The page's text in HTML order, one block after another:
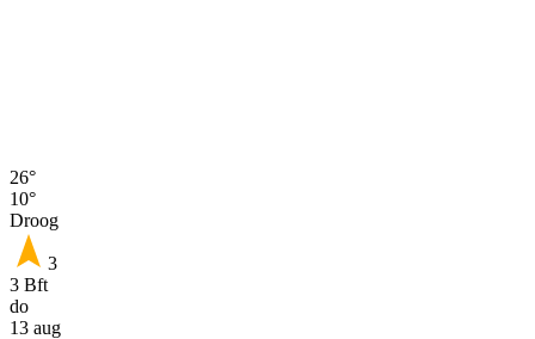
26°
10°
Droog
3
3 Bft
do
13 aug